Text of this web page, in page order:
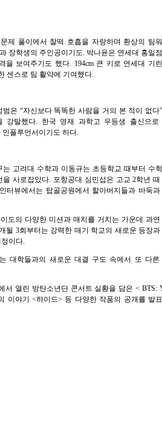
제 풀이에서 찰떡 호흡을 자랑하며 환상의 팀
장학생의 주인공이기도. 박나윤은 연세대 홍일
보여주기도 했다. 194cm 큰 키로 연세대 기
센스로 팀 활약에 기여했다.
은 “자신보다 똑똑한 사람을 거의 본 적이 없다
강탈했다. 한국 영재 과학고 우등생 출신으로
플루언서이기도 하다.
고려대 수학과 이동규는 초등학교 때부터 수
사로잡았다. 포항공대 심민섭은 고교 2학년 때
뷰에서는 탑골공원에서 할아버지들과 바둑과
도의 다양한 미션과 매치를 거치는 가운데 과연
3회부터는 강력한 매기 학교의 새로운 등장과
이다.
대학들과의 새로운 대결 구도 속에서 또 다른
서 열린 방탄소년단 콘서트 실황을 담은 < BTS:
이야기 <하이드> 등 다양한 작품의 공개를 발